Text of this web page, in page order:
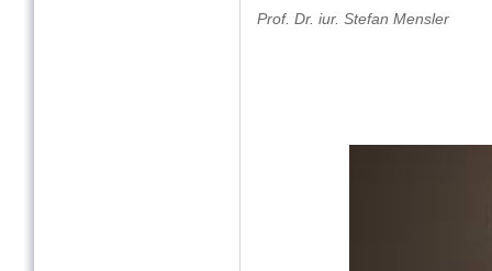
Prof. Dr. iur. Stefan Mensler